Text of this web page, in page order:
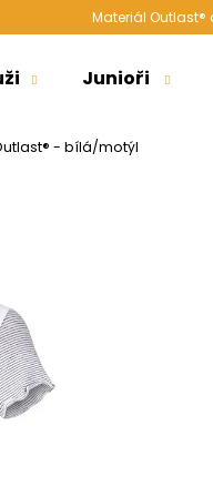
Materiál
Junioři
- bílá/motýl